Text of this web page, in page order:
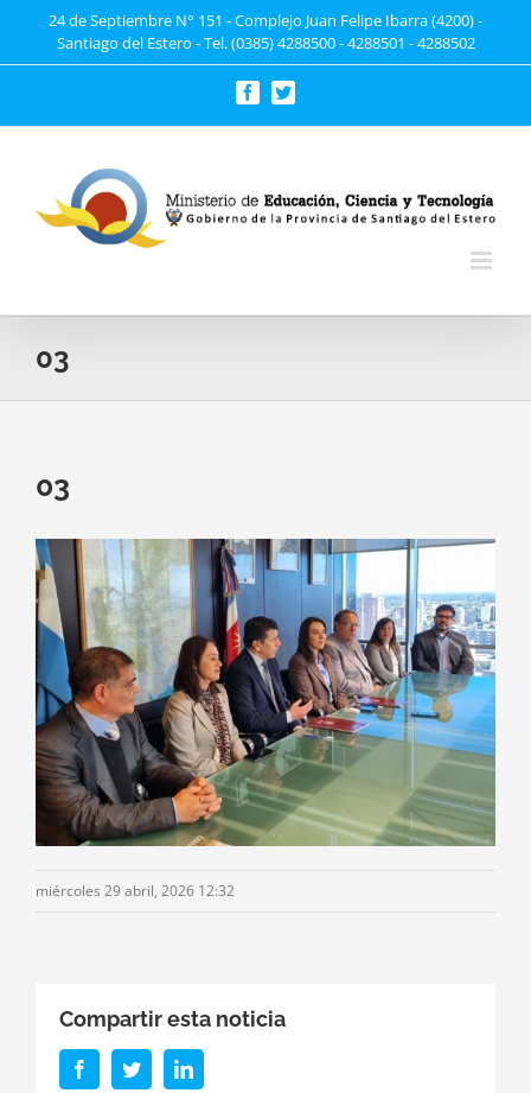
24 de Septiembre N° 151 - Complejo Juan Felipe Ibarra (4200) -
Santiago del Estero - Tel. (0385) 4288500 - 4288501 - 4288502
FacebookTwitter
03
03
miércoles 29 abril, 2026 12:32
Compartir esta noticia
FacebookTwitterLinkedIn